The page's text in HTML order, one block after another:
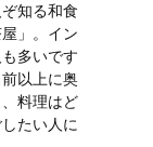
知る和食
」。イン
多いです
以上に奥
料理はど
たい人に